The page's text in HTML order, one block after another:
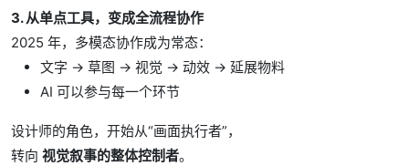
3. 从单点工具，变成全流程协作
2025 年，多模态协作成为常态：
文字 → 草图 → 视觉 → 动效 → 延展物料
AI 可以参与每一个环节
设计师的角色，开始从“画面执行者”，
转向 视觉叙事的整体控制者。